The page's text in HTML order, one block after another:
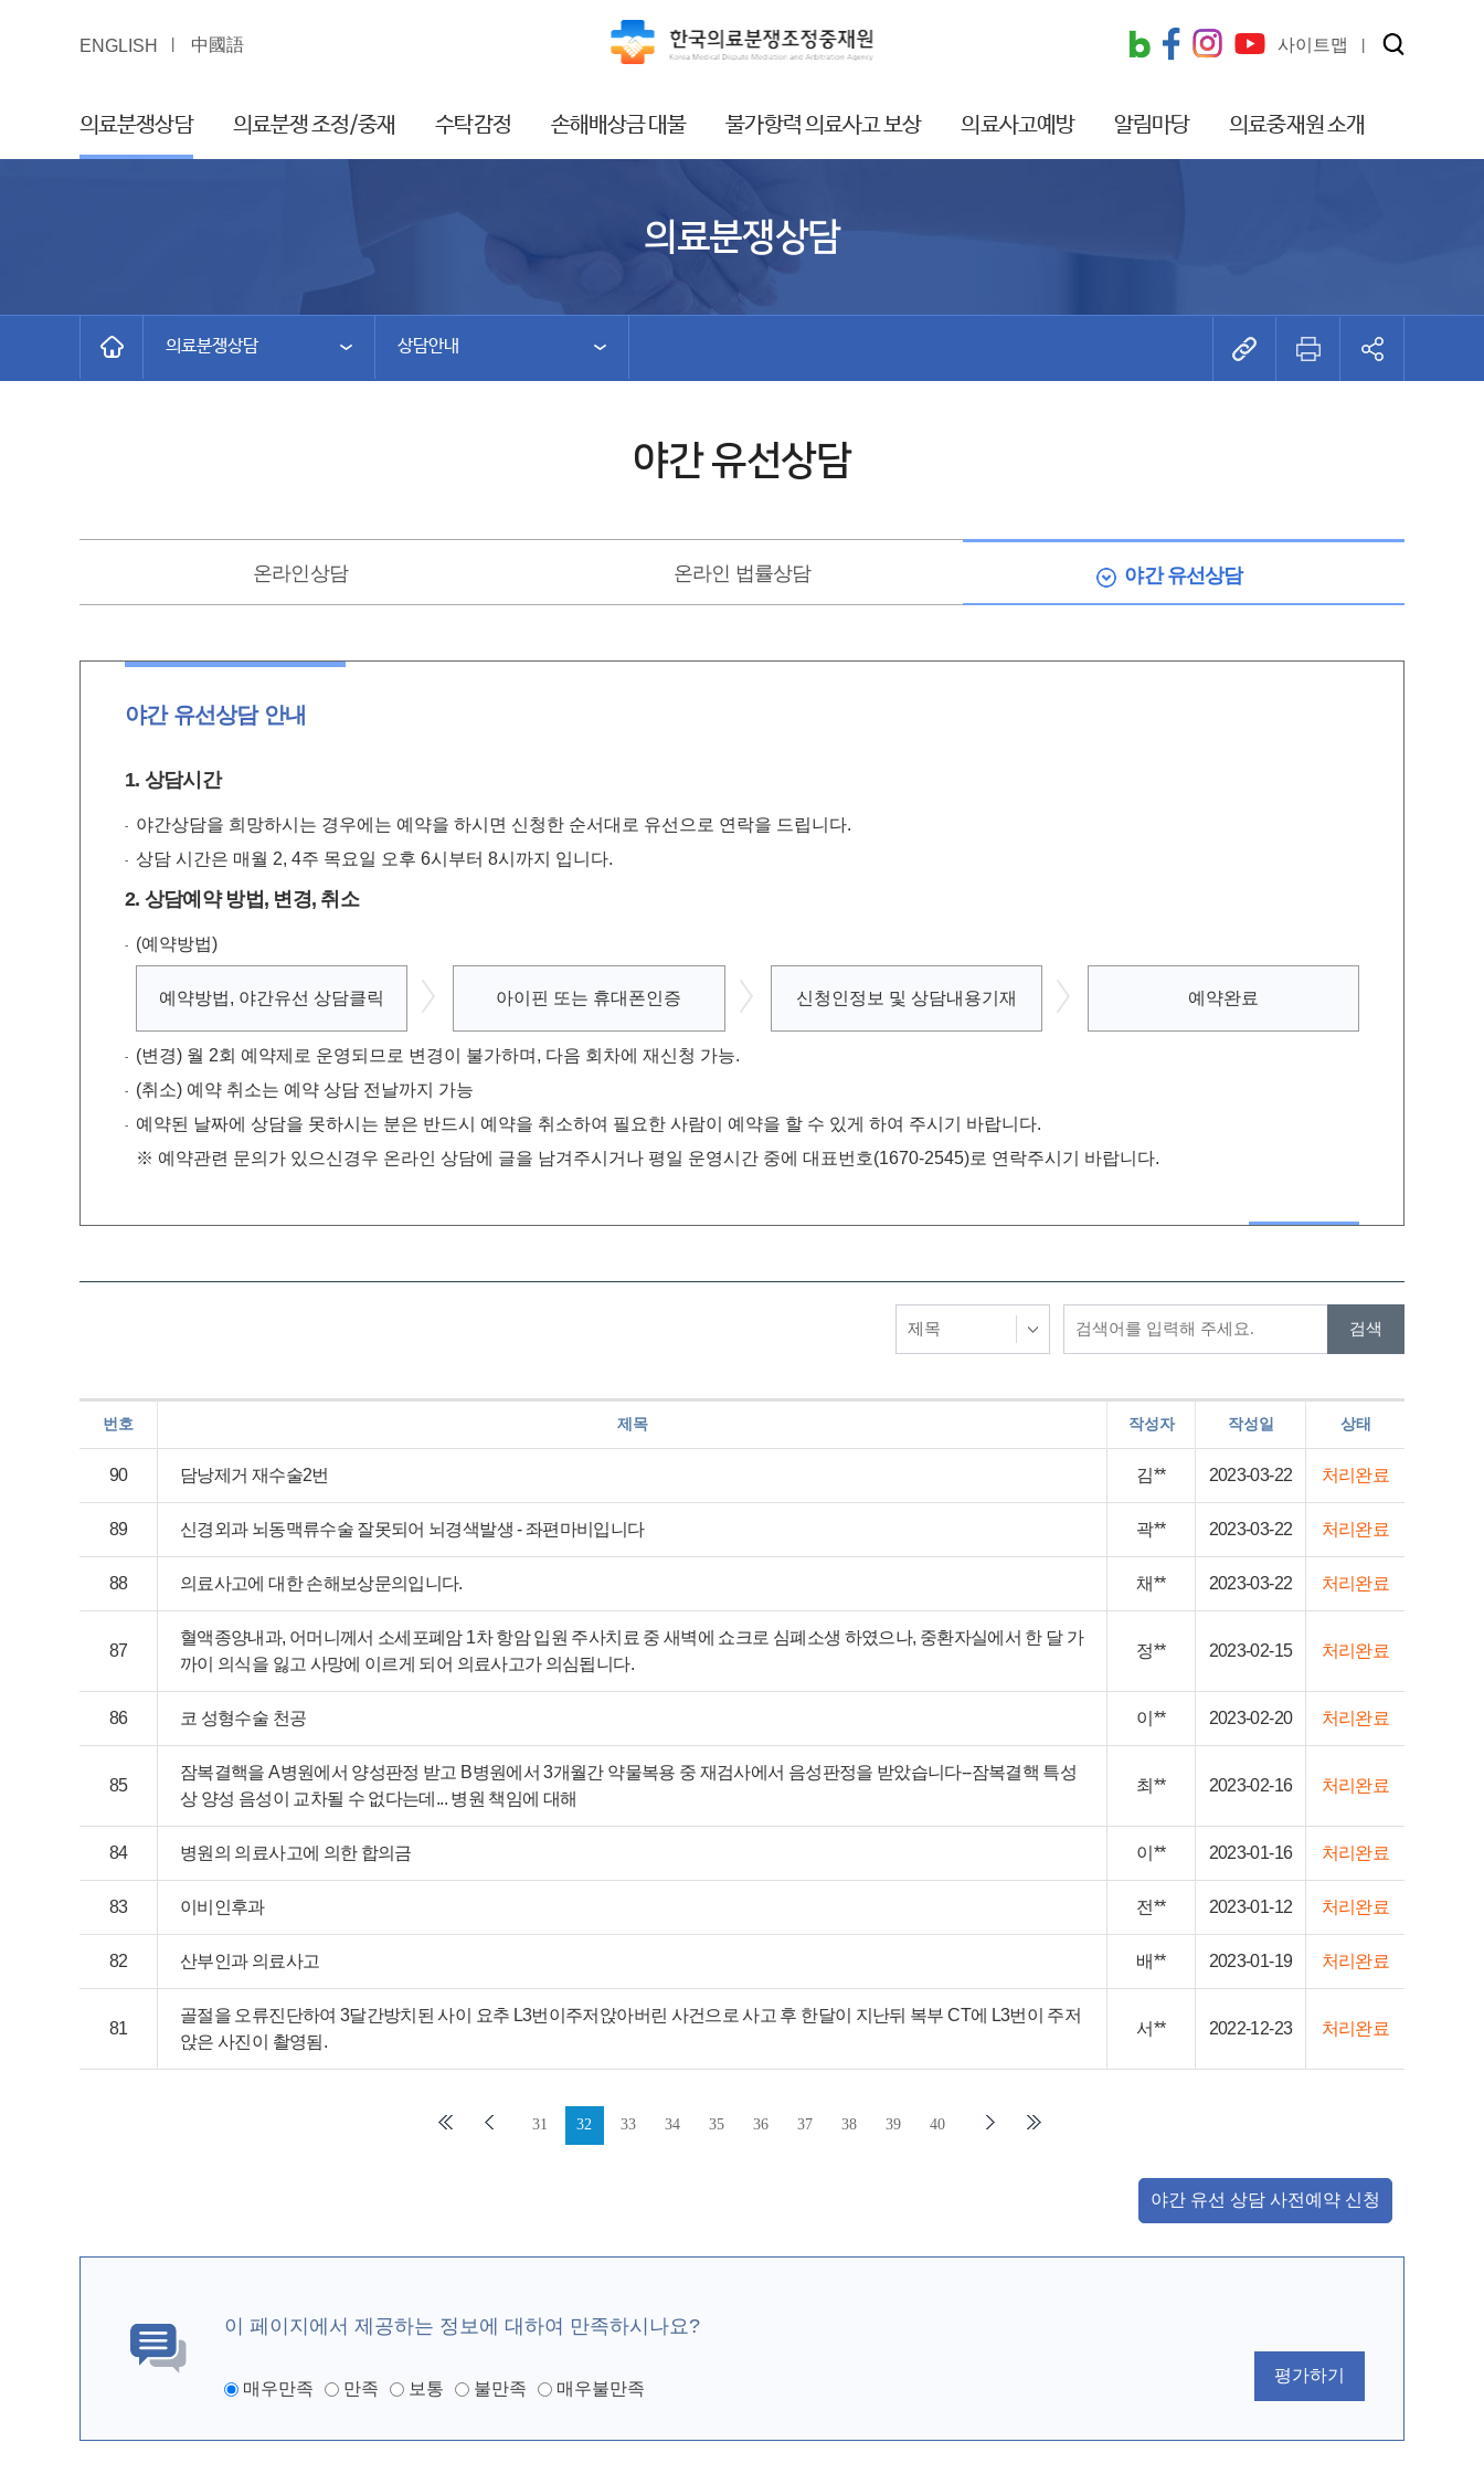
ENGLISH 中國語 사이트맵
의료분쟁상담 의료분쟁 조정/중재 수탁감정 손해배상금 대불 불가항력 의료사고 보상 의료사고예방 알림마당 의료중재원 소개
의료분쟁상담
의료분쟁상담 상담안내
야간 유선상담
온라인상담 온라인 법률상담 야간유선상담
야간 유선상담 안내
1. 상담시간
야간상담을 희망하시는 경우에는 예약을 하시면 신청한 순서대로 유선으로 연락을 드립니다.
상담 시간은 매월 2, 4주 목요일 오후 6시부터 8시까지 입니다.
2. 상담예약 방법, 변경, 취소
(예약방법)
예약방법, 야간유선 상담클릭 아이핀 또는 휴대폰인증 신청인정보 및 상담내용기재 예약완료
(변경) 월 2회 예약제로 운영되므로 변경이 불가하며, 다음 회차에 재신청 가능.
(취소) 예약 취소는 예약 상담 전날까지 가능
예약된 날짜에 상담을 못하시는 분은 반드시 예약을 취소하여 필요한 사람이 예약을 할 수 있게 하여 주시기 바랍니다.
※ 예약관련 문의가 있으신경우 온라인 상담에 글을 남겨주시거나 평일 운영시간 중에 대표번호(1670-2545)로 연락주시기 바랍니다.
번호 제목 작성자 작성일 상태
90 담낭제거 재수술2번 김** 2023-03-22 처리완료
89 신경외과 뇌동맥류수술 잘못되어 뇌경색발생 - 좌편마비입니다 곽** 2023-03-22 처리완료
88 의료사고에 대한 손해보상문의입니다. 채** 2023-03-22 처리완료
87
혈액종양내과, 어머니께서 소세포폐암 1차 항암 입원 주사치료 중 새벽에 쇼크로 심폐소생 하였으나, 중환자실에서 한 달 가
까이 의식을 잃고 사망에 이르게 되어 의료사고가 의심됩니다.
정** 2023-02-15 처리완료
86 코 성형수술 천공 이** 2023-02-20 처리완료
85
잠복결핵을 A병원에서 양성판정 받고 B병원에서 3개월간 약물복용 중 재검사에서 음성판정을 받았습니다--잠복결핵 특성
상 양성 음성이 교차될 수 없다는데... 병원 책임에 대해
최** 2023-02-16 처리완료
84 병원의 의료사고에 의한 합의금 이** 2023-01-16 처리완료
83 이비인후과 전** 2023-01-12 처리완료
82 산부인과 의료사고 배** 2023-01-19 처리완료
81
골절을 오류진단하여 3달간방치된 사이 요추 L3번이주저앉아버린 사건으로 사고 후 한달이 지난뒤 복부 CT에 L3번이 주저
앉은 사진이 촬영됨.
서** 2022-12-23 처리완료
31 32 33 34 35 36 37 38 39 40
야간 유선 상담 사전예약 신청
이 페이지에서 제공하는 정보에 대하여 만족하시나요?
매우만족 만족 보통 불만족 매우불만족
평가하기